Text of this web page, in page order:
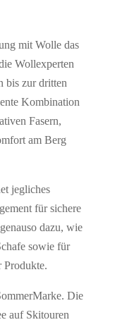
mit Wolle das
Wollexper­ten
bis zur dritten
Kombi­nation
Fasern,
am Berg
jegliches
für sichere
dazu, wie
sowie für
Produkte.
Die
auf Skitouren